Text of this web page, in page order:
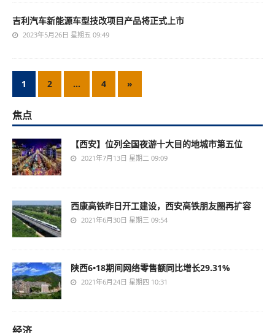
吉利汽车新能源车型技改项目产品将正式上市
2023年5月26日 星期五 09:49
1 2 … 4 »
焦点
【西安】位列全国夜游十大目的地城市第五位
2021年7月13日 星期二 09:09
西康高铁昨日开工建设，西安高铁朋友圈再扩容
2021年6月30日 星期三 09:54
陕西6•18期间网络零售额同比增长29.31%
2021年6月24日 星期四 10:31